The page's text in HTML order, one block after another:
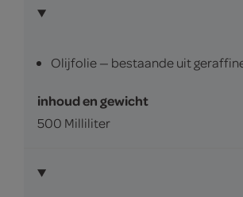
Olijfolie — bestaande uit
inhoud en gewicht
500 Milliliter